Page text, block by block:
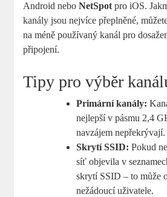
Android neboNetSpot pro iOS.
kanály jsou nejvíce přeplněné,
na méně používaný kanál pro
připojení.
Tipy pro výběr
Primární kanály:
nejlepší v pásmu 2,4
navzájem nepřekrývají.
Skrytí SSID: Pokud
síť objevila v
skrytí SSID – to může
nežádoucí uživatele.